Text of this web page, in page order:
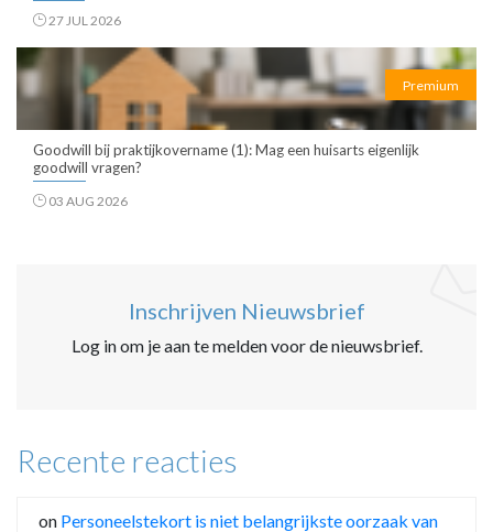
27 JUL 2026
Premium
Goodwill bij praktijkovername (1): Mag een huisarts eigenlijk
goodwill vragen?
03 AUG 2026
Inschrijven Nieuwsbrief
Log in om je aan te melden voor de nieuwsbrief.
Recente reacties
on Personeelstekort is niet belangrijkste oorzaak van